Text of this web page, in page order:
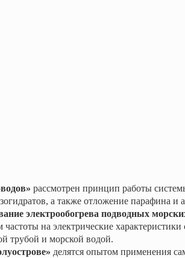
рассмотрен принцип работы
а также отложение парафина и
электрообогрева подводных
на электрические
трубой и морской водой.
делятся опытом применения